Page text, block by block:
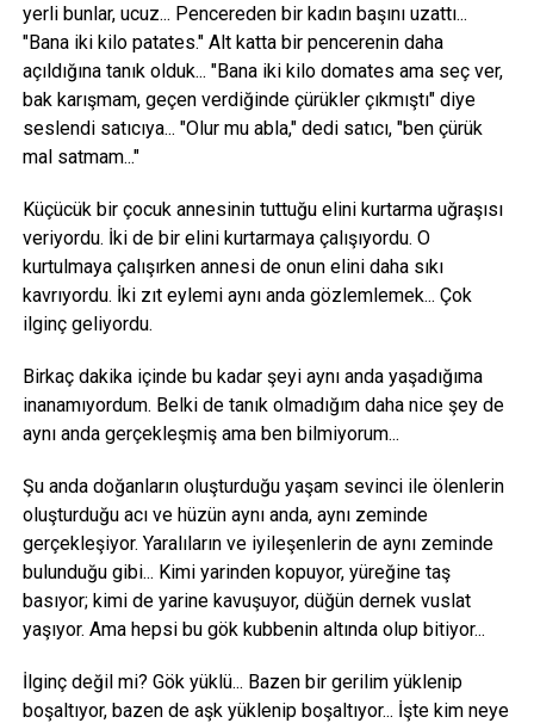
yerli bunlar, ucuz... Pencereden bir kadın başını uzattı...
"Bana iki kilo patates." Alt katta bir pencerenin daha
açıldığına tanık olduk... "Bana iki kilo domates ama seç ver,
bak karışmam, geçen verdiğinde çürükler çıkmıştı" diye
seslendi satıcıya... "Olur mu abla," dedi satıcı, "ben çürük
mal satmam..."
Küçücük bir çocuk annesinin tuttuğu elini kurtarma uğraşısı
veriyordu. İki de bir elini kurtarmaya çalışıyordu. O
kurtulmaya çalışırken annesi de onun elini daha sıkı
kavrıyordu. İki zıt eylemi aynı anda gözlemlemek... Çok
ilginç geliyordu.
Birkaç dakika içinde bu kadar şeyi aynı anda yaşadığıma
inanamıyordum. Belki de tanık olmadığım daha nice şey de
aynı anda gerçekleşmiş ama ben bilmiyorum...
Şu anda doğanların oluşturduğu yaşam sevinci ile ölenlerin
oluşturduğu acı ve hüzün aynı anda, aynı zeminde
gerçekleşiyor. Yaralıların ve iyileşenlerin de aynı zeminde
bulunduğu gibi... Kimi yarinden kopuyor, yüreğine taş
basıyor; kimi de yarine kavuşuyor, düğün dernek vuslat
yaşıyor. Ama hepsi bu gök kubbenin altında olup bitiyor...
İlginç değil mi? Gök yüklü... Bazen bir gerilim yüklenip
boşaltıyor, bazen de aşk yüklenip boşaltıyor... İşte kim neye